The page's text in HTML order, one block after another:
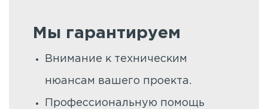
Мы гарантируем
Внимание к техническим
нюансам вашего проекта.
Профессиональную помощь